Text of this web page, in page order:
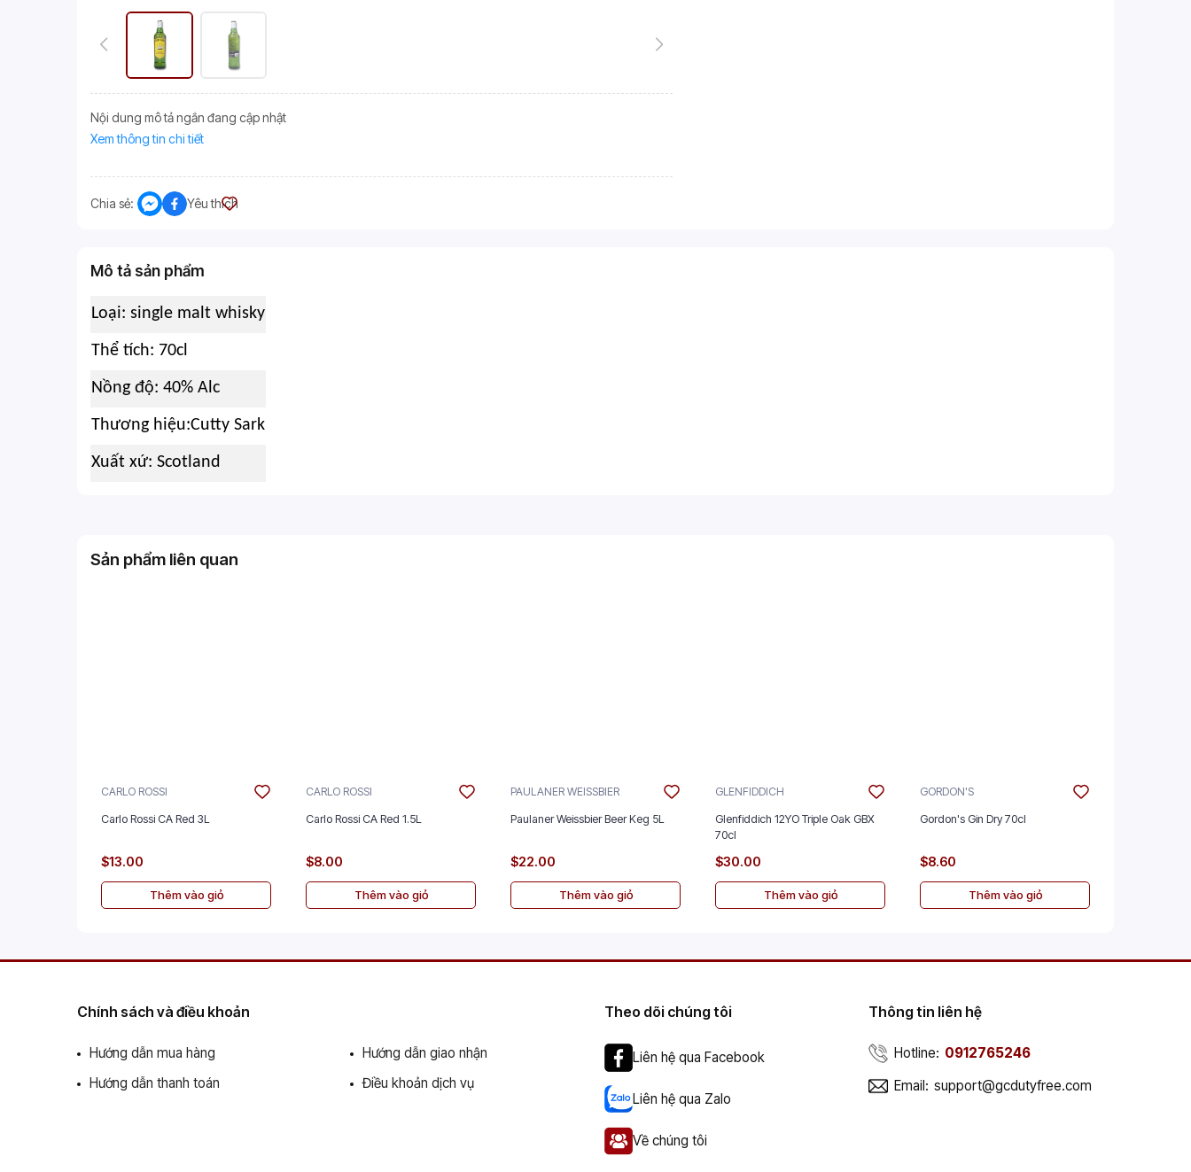
Nội dung mô tả ngắn đang cập nhật
Xem thông tin chi tiết
Chia sẻ: Yêu thích
Mô tả sản phẩm
Loại: single malt whisky
Thể tích: 70cl
Nồng độ: 40% Alc
Thương hiệu:Cutty Sark
Xuất xứ: Scotland
Sản phẩm liên quan
CARLO ROSSI
Carlo Rossi CA Red 3L
$13.00
Thêm vào giỏ
CARLO ROSSI
Carlo Rossi CA Red 1.5L
$8.00
Thêm vào giỏ
PAULANER WEISSBIER
Paulaner Weissbier Beer Keg 5L
$22.00
Thêm vào giỏ
GLENFIDDICH
Glenfiddich 12YO Triple Oak GBX
70cl
$30.00
Thêm vào giỏ
GORDON'S
Gordon's Gin Dry 70cl
$8.60
Thêm vào giỏ
Chính sách và điều khoản
Hướng dẫn mua hàng
Hướng dẫn thanh toán
Hướng dẫn giao nhận
Điều khoản dịch vụ
Theo dõi chúng tôi
Liên hệ qua Facebook
Liên hệ qua Zalo
Về chúng tôi
Thông tin liên hệ
Hotline: 0912765246
Email: support@gcdutyfree.com